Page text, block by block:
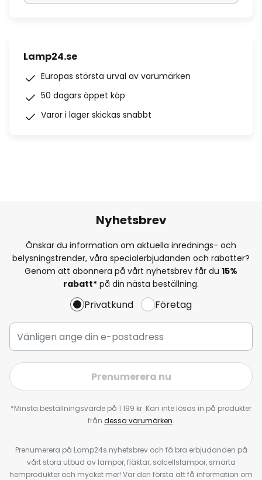
Lamp24.se
Europas största urval av varumärken
50 dagars öppet köp
Varor i lager skickas snabbt
Nyhetsbrev
Önskar du information om aktuella inrednings- och
belysningstrender, våra specialerbjudanden och rabatter?
Genom att abonnera på vårt nyhetsbrev får du 15%
rabatt* på din nästa beställning.
Privatkund Företag
Prenumerera nu
*Minsta beställningsvärde på 1 199 kr. Kan inte lösas in på produkter
från dessa varumärken.
Prenumerera på Lamp24s nyhetsbrev och få bra erbjudanden på
vårt stora utbud av lampor, fläktar, solcellslampor, smarta
hemprodukter och mycket mer! Var den första att få information om